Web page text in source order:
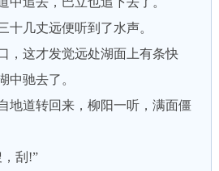
几丈远便听到了水声。
这才发觉远处湖面上有条快
中驰去了。
道转回来，柳阳一听，满面僵
刮!”